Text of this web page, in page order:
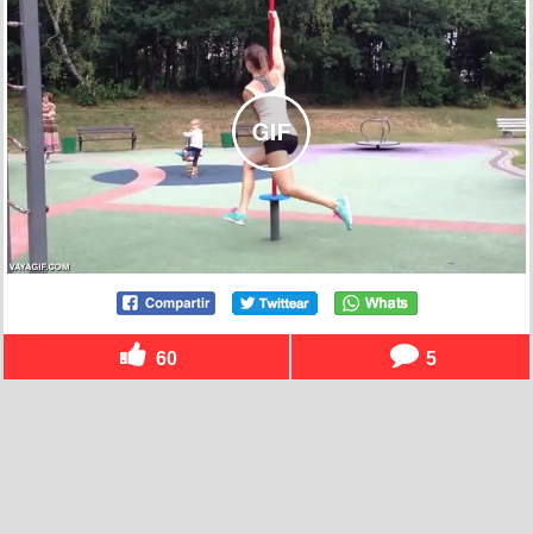
60 5